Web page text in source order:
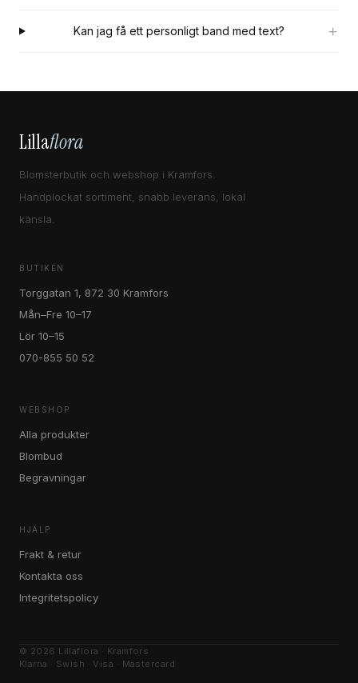
Kan jag få ett personligt band med text?
Lillaflora
Blomsterbutik och webshop i Kramfors.
Handplockat sortiment, snabb leverans, lokal
känsla.
BUTIKEN
Torggatan 1, 872 30 Kramfors
Mån–Fre 10–17
Lör 10–15
070-855 50 52
WEBSHOP
Alla produkter
Blombud
Begravningar
HJÄLP
Frakt & retur
Kontakta oss
Integritetspolicy
© 2026 Lillaflora · Kramfors
Klarna · Swish · Visa · Mastercard